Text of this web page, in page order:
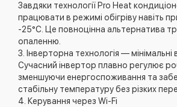
Завдяки технології Pro Heat
працювати в режимі обігріву навіть
-25°C. Це повноцінна альтернатива
опаленню.
3. Інверторна технологія — мінімальні
Сучасний інвертор плавно регулює
зменшуючи енергоспоживання та
стабільну температуру без різких
4. Керування через Wi-Fi